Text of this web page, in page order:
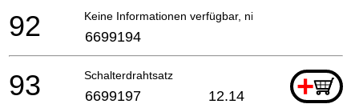
Keine Informationen verfügbar, nicht bestellbar
92 6699194
Schalterdrahtsatz +
93 6699197 12.14